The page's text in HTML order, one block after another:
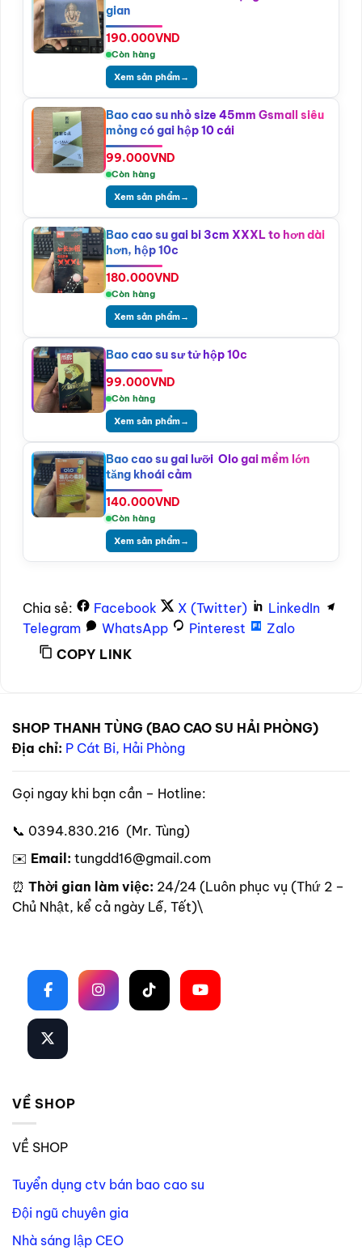
gian
190.000VND
Còn hàng
Xem sản phẩm→
Bao cao su nhỏ size 45mm Gsmall siêu
mỏng có gai hộp 10 cái
99.000VND
Còn hàng
Xem sản phẩm→
Bao cao su gai bi 3cm XXXL to hơn dài
hơn, hộp 10c
180.000VND
Còn hàng
Xem sản phẩm→
Bao cao su sư tử hộp 10c
99.000VND
Còn hàng
Xem sản phẩm→
Bao cao su gai lưỡi Olo gai mềm lớn
tăng khoái cảm
140.000VND
Còn hàng
Xem sản phẩm→
Chia sẻ: Facebook X (Twitter)
LinkedIn
Telegram
WhatsApp Pinterest
Zalo
COPY LINK
SHOP THANH TÙNG (BAO CAO SU HẢI PHÒNG)
Địa chỉ: P Cát Bi, Hải Phòng
Gọi ngay khi bạn cần – Hotline:
📞 0394.830.216 (Mr. Tùng)
✉️ Email: tungdd16@gmail.com
⏰ Thời gian làm việc: 24/24 (Luôn phục vụ (Thứ 2 –
Chủ Nhật, kể cả ngày Lễ, Tết)\
VỀ SHOP
VỀ SHOP
Tuyển dụng ctv bán bao cao su
Đội ngũ chuyên gia
Nhà sáng lập CEO